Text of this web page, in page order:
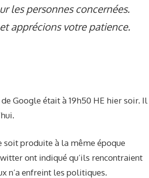
les personnes concernées.
apprécions votre patience.
Google était à 19h50 HE hier soir. Il
soit produite à la même époque
ont indiqué qu’ils rencontraient
n’a enfreint les politiques.